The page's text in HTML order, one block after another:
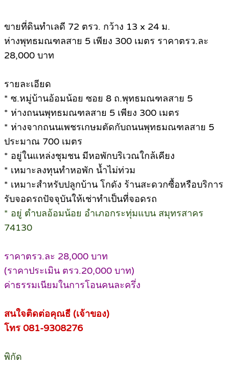
ขายที่ดินทำเลดี 72 ตรว. กว้าง 13 x 24 ม.
ห่างพุทธมณฑลสาย 5 เพียง 300 เมตร ราคาตรว.ละ
28,000 บาท
รายละเอียด
* ซ.หมู่บ้านอ้อมน้อย ซอย 8 ถ.พุทธมณฑลสาย 5
* ห่างถนนพุทธมณฑลสาย 5 เพียง 300 เมตร
* ห่างจากถนนเพชรเกษมตัดกับถนนพุทธมณฑลสาย 5
ประมาณ 700 เมตร
* อยู่ในแหล่งชุมชน มีหอพักบริเวณใกล้เคียง
* เหมาะลงทุนทำหอพัก น้ำไม่ท่วม
* เหมาะสำหรับปลูกบ้าน โกดัง ร้านสะดวกซื้อหรือบริการ
รับจอดรถปัจจุบันให้เช่าทำเป็นที่จอดรถ
* อยู่ ตำบลอ้อมน้อย อำเภอกระทุ่มแบน สมุทรสาคร
74130
ราคาตรว.ละ 28,000 บาท
(ราคาประเมิน ตรว.20,000 บาท)
ค่าธรรมเนียมในการโอนคนละครึ่ง
สนใจติดต่อคุณธี (เจ้าของ)
โทร 081-9308276
พิกัด